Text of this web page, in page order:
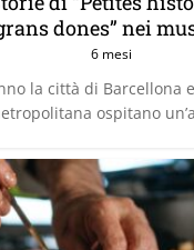
dones” nei
6 mesi
la città di Barcellona
ospitano